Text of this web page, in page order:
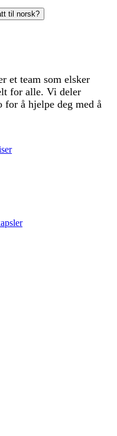
til norsk?
et team som elsker
for alle. Vi deler
å hjelpe deg med å